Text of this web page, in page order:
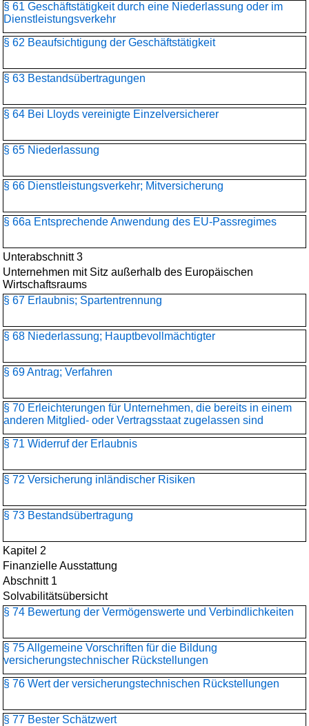
§ 61 Geschäftstätigkeit durch eine Niederlassung oder im
Dienstleistungsverkehr
§ 62 Beaufsichtigung der Geschäftstätigkeit
§ 63 Bestandsübertragungen
§ 64 Bei Lloyds vereinigte Einzelversicherer
§ 65 Niederlassung
§ 66 Dienstleistungsverkehr; Mitversicherung
§ 66a Entsprechende Anwendung des EU-Passregimes
Unterabschnitt 3
Unternehmen mit Sitz außerhalb des Europäischen
Wirtschaftsraums
§ 67 Erlaubnis; Spartentrennung
§ 68 Niederlassung; Hauptbevollmächtigter
§ 69 Antrag; Verfahren
§ 70 Erleichterungen für Unternehmen, die bereits in einem
anderen Mitglied- oder Vertragsstaat zugelassen sind
§ 71 Widerruf der Erlaubnis
§ 72 Versicherung inländischer Risiken
§ 73 Bestandsübertragung
Kapitel 2
Finanzielle Ausstattung
Abschnitt 1
Solvabilitätsübersicht
§ 74 Bewertung der Vermögenswerte und Verbindlichkeiten
§ 75 Allgemeine Vorschriften für die Bildung
versicherungstechnischer Rückstellungen
§ 76 Wert der versicherungstechnischen Rückstellungen
§ 77 Bester Schätzwert